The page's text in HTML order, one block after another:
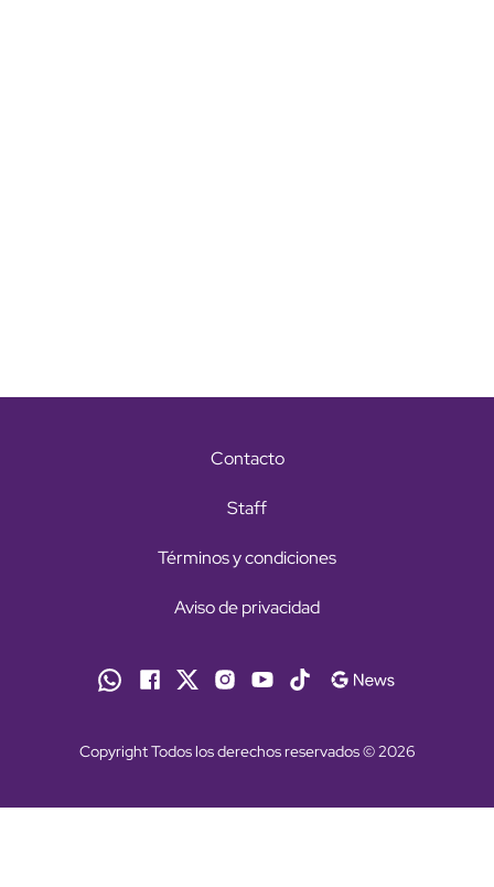
Contacto
Staff
Términos y condiciones
Aviso de privacidad
Copyright Todos los derechos reservados © 2026